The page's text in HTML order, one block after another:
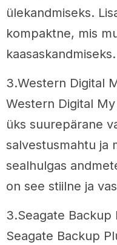
ülekandmiseks.
kompaktne, mis
kaasaskandmiseks.
3.Western Digital
Western Digital
üks suurepärane
salvestusmahtu ja
sealhulgas
on see stiilne ja
3.Seagate Backup
Seagate Backup